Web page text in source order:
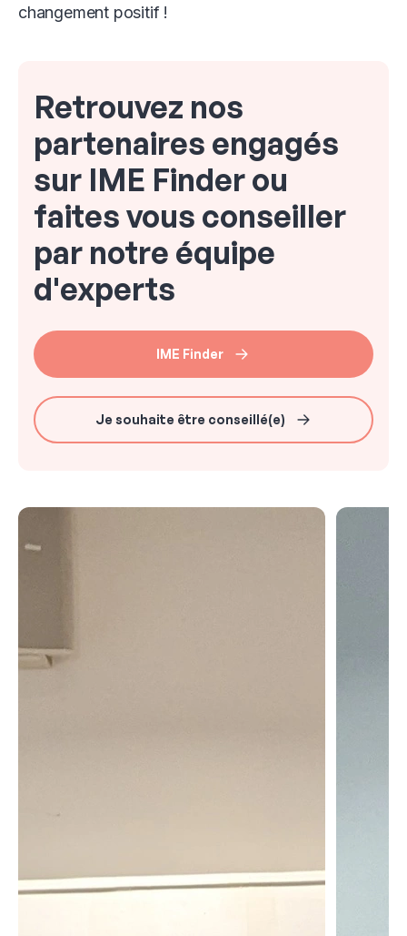
changement positif !
Retrouvez nos
partenaires engagés
sur IME Finder ou
faites vous conseiller
par notre équipe
d'experts
IME Finder
Je souhaite être conseillé(e)